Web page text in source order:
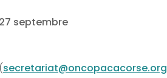
septembre
secretariat@oncopacacorse.org